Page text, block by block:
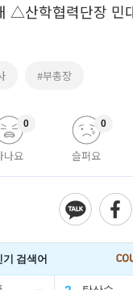
△산학협력단장 민
#부총장
나요
0
슬퍼요
0